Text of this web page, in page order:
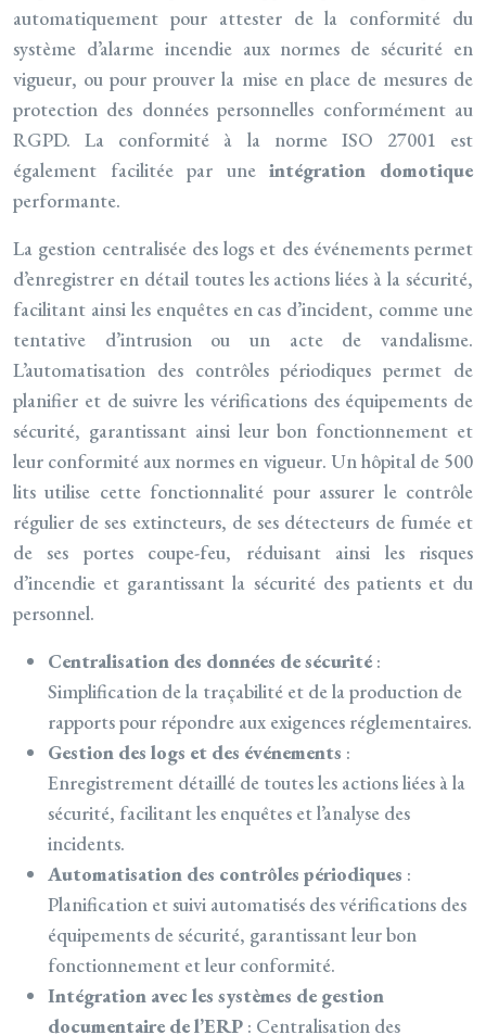
automatiquement pour attester de la conformité du
système d’alarme incendie aux normes de sécurité en
vigueur, ou pour prouver la mise en place de mesures de
protection des données personnelles conformément au
RGPD. La conformité à la norme ISO 27001 est
également facilitée par uneintégration domotique
performante.
La gestion centralisée des logs et des événements permet
d’enregistrer en détail toutes les actions liées à la sécurité,
facilitant ainsi les enquêtes en cas d’incident, comme une
tentative d’intrusion ou un acte de vandalisme.
L’automatisation des contrôles périodiques permet de
planifier et de suivre les vérifications des équipements de
sécurité, garantissant ainsi leur bon fonctionnement et
leur conformité aux normes en vigueur. Un hôpital de 500
lits utilise cette fonctionnalité pour assurer le contrôle
régulier de ses extincteurs, de ses détecteurs de fumée et
de ses portes coupe-feu, réduisant ainsi les risques
d’incendie et garantissant la sécurité des patients et du
personnel.
Centralisation des données de sécurité :
Simplification de la traçabilité et de la production de
rapports pour répondre aux exigences réglementaires.
Gestion des logs et des événements :
Enregistrement détaillé de toutes les actions liées à la
sécurité, facilitant les enquêtes et l’analyse des
incidents.
Automatisation des contrôles périodiques :
Planification et suivi automatisés des vérifications des
équipements de sécurité, garantissant leur bon
fonctionnement et leur conformité.
Intégration avec les systèmes de gestion
documentaire de l’ERP : Centralisation des